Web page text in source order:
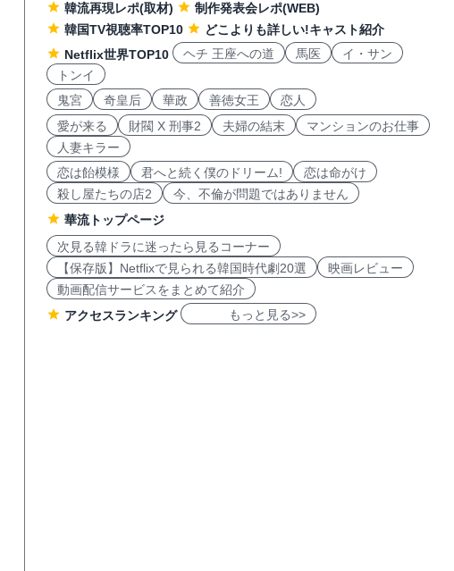
韓流再現レポ(取材)
制作発表会レポ(WEB)
韓国TV視聴率TOP10
どこよりも詳しい!キャスト紹介
Netflix世界TOP10
ヘチ 王座への道 馬医
イ・サン
トンイ
鬼宮
奇皇后 華政 善徳女王
恋人
愛が来る
財閥 X 刑事2 夫婦の結末
マンションのお仕事
人妻キラー
恋は飴模様
君へと続く僕のドリーム!
恋は命がけ
殺し屋たちの店2
今、不倫が問題ではありません
華流トップページ
次見る韓ドラに迷ったら見るコーナー
【保存版】Netflixで見られる韓国時代劇20選
映画レビュー
動画配信サービスをまとめて紹介
アクセスランキング
もっと見る>>